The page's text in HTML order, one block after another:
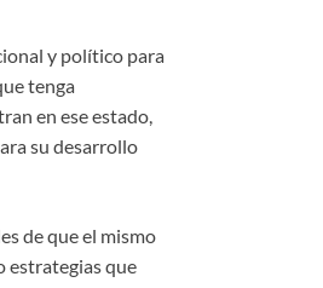
y político para
tenga
en ese estado,
su desarrollo
de que el mismo
estrategias que